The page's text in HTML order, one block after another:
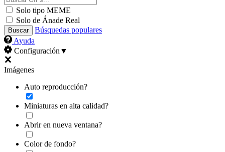
Solo tipo MEME
Solo de Ánade Real
Búsquedas populares
Ayuda
Configuración ▼
Imágenes
Auto reproducción?
Miniaturas en alta calidad?
Abrir en nueva ventana?
Color de fondo?